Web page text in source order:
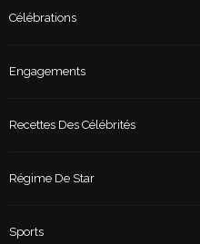
Célébrations
Engagements
Recettes Des Célébrités
Régime De Star
Sports